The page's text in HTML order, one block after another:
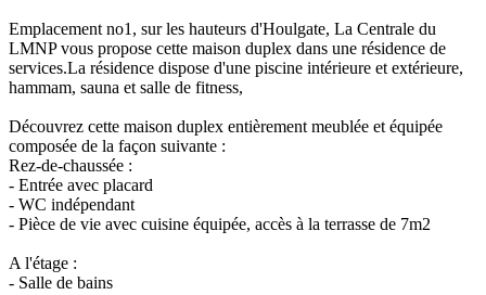
Emplacement no1, sur les hauteurs d'Houlgate, La Centrale du
LMNP vous propose cette maison duplex dans une résidence de
services.La résidence dispose d'une piscine intérieure et extérieure,
hammam, sauna et salle de fitness,
Découvrez cette maison duplex entièrement meublée et équipée
composée de la façon suivante :
Rez-de-chaussée :
- Entrée avec placard
- WC indépendant
- Pièce de vie avec cuisine équipée, accès à la terrasse de 7m2
A l'étage :
- Salle de bains